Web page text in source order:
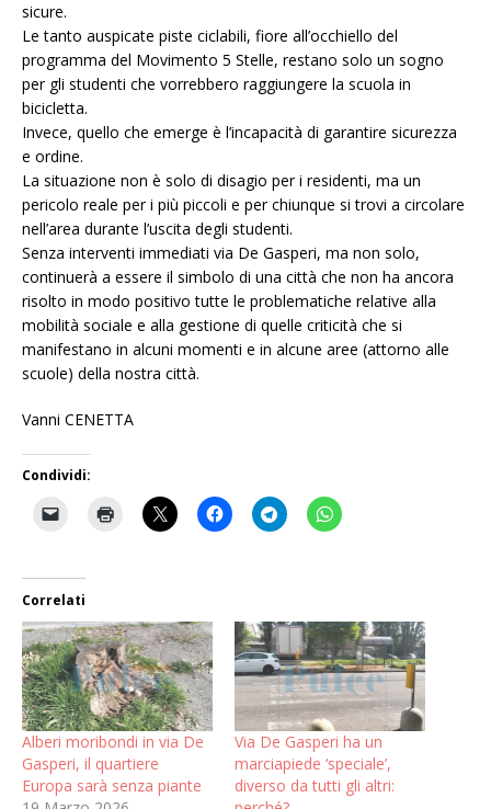
sicure.
Le tanto auspicate piste ciclabili, fiore all’occhiello del
programma del Movimento 5 Stelle, restano solo un sogno
per gli studenti che vorrebbero raggiungere la scuola in
bicicletta.
Invece, quello che emerge è l’incapacità di garantire sicurezza
e ordine.
La situazione non è solo di disagio per i residenti, ma un
pericolo reale per i più piccoli e per chiunque si trovi a circolare
nell’area durante l’uscita degli studenti.
Senza interventi immediati via De Gasperi, ma non solo,
continuerà a essere il simbolo di una città che non ha ancora
risolto in modo positivo tutte le problematiche relative alla
mobilità sociale e alla gestione di quelle criticità che si
manifestano in alcuni momenti e in alcune aree (attorno alle
scuole) della nostra città.
Vanni CENETTA
Condividi:
Correlati
Alberi moribondi in via De
Gasperi, il quartiere
Europa sarà senza piante
Via De Gasperi ha un
marciapiede ‘speciale’,
diverso da tutti gli altri: